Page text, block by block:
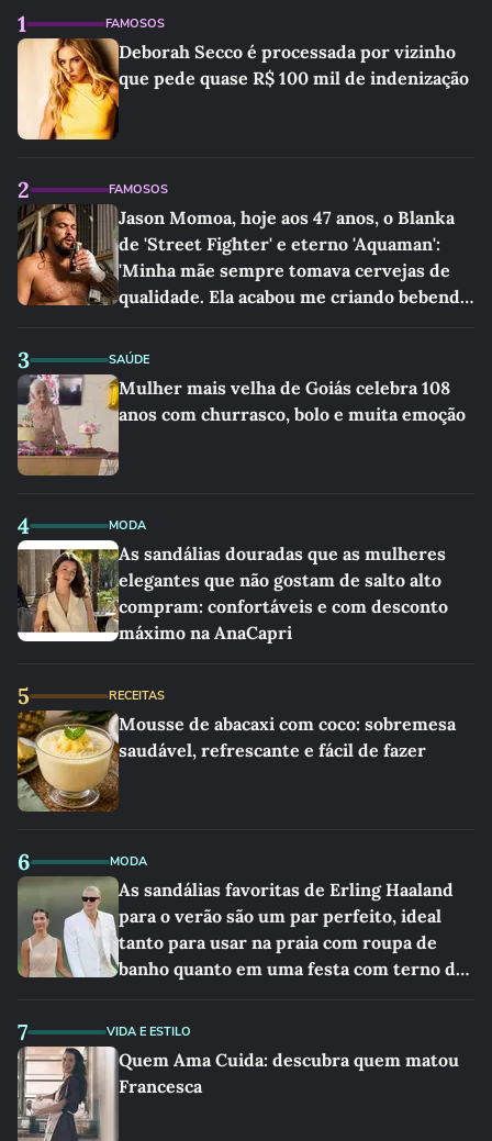
1 FAMOSOS
Deborah Secco é processada por vizinho
que pede quase R$ 100 mil de indenização
2 FAMOSOS
Jason Momoa, hoje aos 47 anos, o Blanka
de 'Street Fighter' e eterno 'Aquaman':
'Minha mãe sempre tomava cervejas de
qualidade. Ela acabou me criando bebendo
3 SAÚDE
Mulher mais velha de Goiás celebra 108
anos com churrasco, bolo e muita emoção
4 MODA
As sandálias douradas que as mulheres
elegantes que não gostam de salto alto
compram: confortáveis e com desconto
máximo na AnaCapri
5 RECEITAS
Mousse de abacaxi com coco: sobremesa
saudável, refrescante e fácil de fazer
6 MODA
As sandálias favoritas de Erling Haaland
para o verão são um par perfeito, ideal
tanto para usar na praia com roupa de
banho quanto em uma festa com terno de
7 VIDA E ESTILO
Quem Ama Cuida: descubra quem matou
Francesca